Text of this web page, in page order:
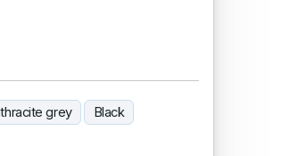
grey
Black